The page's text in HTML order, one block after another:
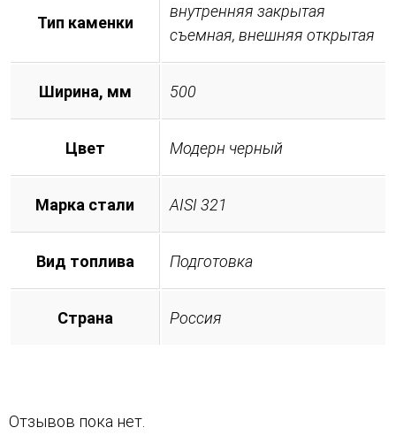
Тип каменки
внутренняя закрытая
съемная, внешняя открытая
Ширина, мм 500
Цвет Модерн черный
Марка стали AISI 321
Вид топлива Подготовка
Страна Россия
Отзывов пока нет.